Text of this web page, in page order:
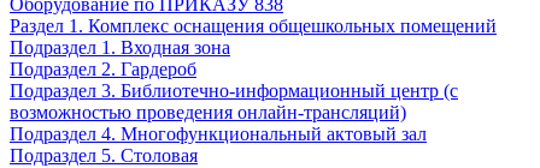
Оборудование по ПРИКАЗУ 838
Раздел 1. Комплекс оснащения общешкольных помещений
Подраздел 1. Входная зона
Подраздел 2. Гардероб
Подраздел 3. Библиотечно-информационный центр (с
возможностью проведения онлайн-трансляций)
Подраздел 4. Многофункциональный актовый зал
Подраздел 5. Столовая